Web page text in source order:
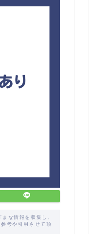
な情報を収集し、
考や引用させて頂